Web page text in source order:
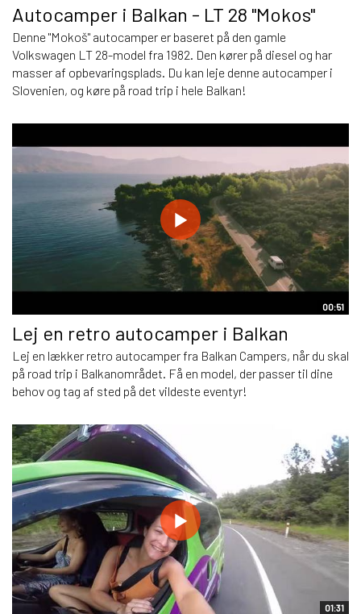
Autocamper i Balkan - LT 28 "Mokos"
Denne "Mokoš" autocamper er baseret på den gamle
Volkswagen LT 28-model fra 1982. Den kører på diesel og har
masser af opbevaringsplads. Du kan leje denne autocamper i
Slovenien, og køre på road trip i hele Balkan!
00:51
Lej en retro autocamper i Balkan
Lej en lækker retro autocamper fra Balkan Campers, når du skal
på road trip i Balkanområdet. Få en model, der passer til dine
behov og tag af sted på det vildeste eventyr!
01:31